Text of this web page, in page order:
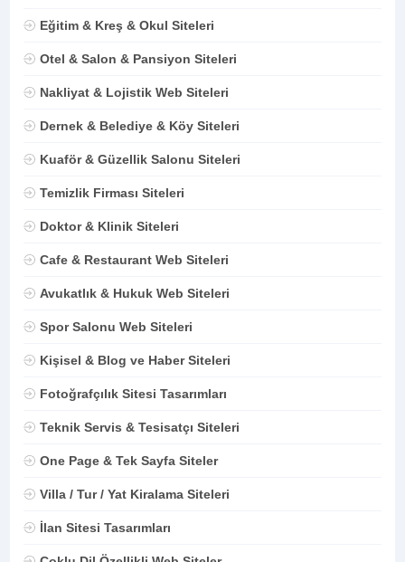
Eğitim & Kreş & Okul Siteleri
Otel & Salon & Pansiyon Siteleri
Nakliyat & Lojistik Web Siteleri
Dernek & Belediye & Köy Siteleri
Kuaför & Güzellik Salonu Siteleri
Temizlik Firması Siteleri
Doktor & Klinik Siteleri
Cafe & Restaurant Web Siteleri
Avukatlık & Hukuk Web Siteleri
Spor Salonu Web Siteleri
Kişisel & Blog ve Haber Siteleri
Fotoğrafçılık Sitesi Tasarımları
Teknik Servis & Tesisatçı Siteleri
One Page & Tek Sayfa Siteler
Villa / Tur / Yat Kiralama Siteleri
İlan Sitesi Tasarımları